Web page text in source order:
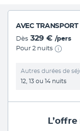
AVEC TRANSPORT
Dès 329 € /pers
Pour 2 nuits
Autres durées de
12, 13 ou 14 nuits